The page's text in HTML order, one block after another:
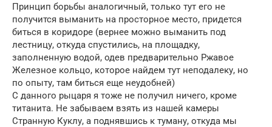
Принцип борьбы аналогичный, только тут его не
получится выманить на просторное место, придется
биться в коридоре (вернее можно выманить под
лестницу, откуда спустились, на площадку,
заполненную водой, одев предварительно Ржавое
Железное кольцо, которое найдем тут неподалеку, но
по опыту, там биться еще неудобней)
С данного рыцаря я тоже не получил ничего, кроме
титанита. Не забываем взять из нашей камеры
Странную Куклу, а поднявшись к туману, откуда мы